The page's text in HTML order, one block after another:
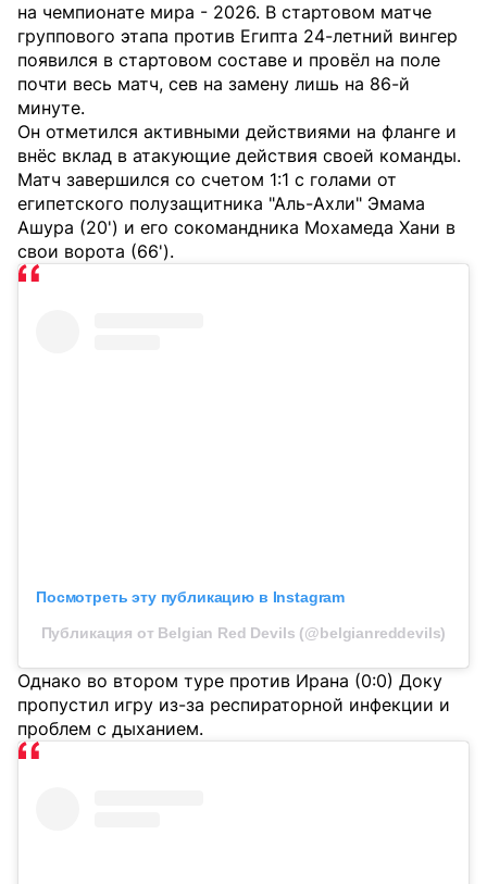
на чемпионате мира - 2026. В стартовом матче
группового этапа против Египта 24-летний вингер
появился в стартовом составе и провёл на поле
почти весь матч, сев на замену лишь на 86-й
минуте.
Он отметился активными действиями на фланге и
внёс вклад в атакующие действия своей команды.
Матч завершился со счетом 1:1 с голами от
египетского полузащитника "Аль-Ахли" Эмама
Ашура (20') и его сокомандника Мохамеда Хани в
свои ворота (66').
Посмотреть эту публикацию в Instagram
Публикация от Belgian Red Devils (@belgianreddevils)
Однако во втором туре против Ирана (0:0) Доку
пропустил игру из-за респираторной инфекции и
проблем с дыханием.